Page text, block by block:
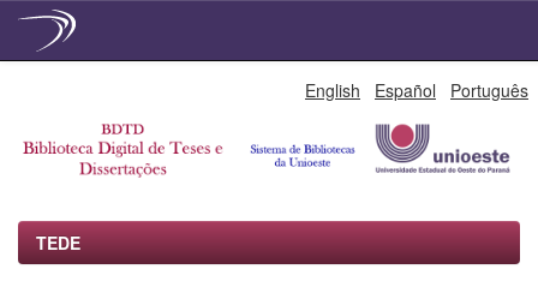
English Español Português
TEDE